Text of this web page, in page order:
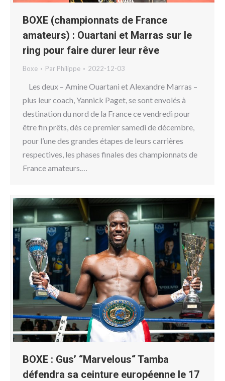
BOXE (championnats de France
amateurs) : Ouartani et Marras sur le
ring pour faire durer leur rêve
Boxe Par Philippe 2022-12-03
Les deux – Amine Ouartani et Alexandre Marras –
plus leur coach, Yannick Paget, se sont envolés à
destination du nord de la France ce vendredi pour
être fin prêts, dès ce premier samedi de décembre,
pour l’une des grandes étapes de leurs carrières
respectives, les phases finales des championnats de
France amateurs.…
BOXE : Gus’ “Marvelous“ Tamba
défendra sa ceinture européenne le 17